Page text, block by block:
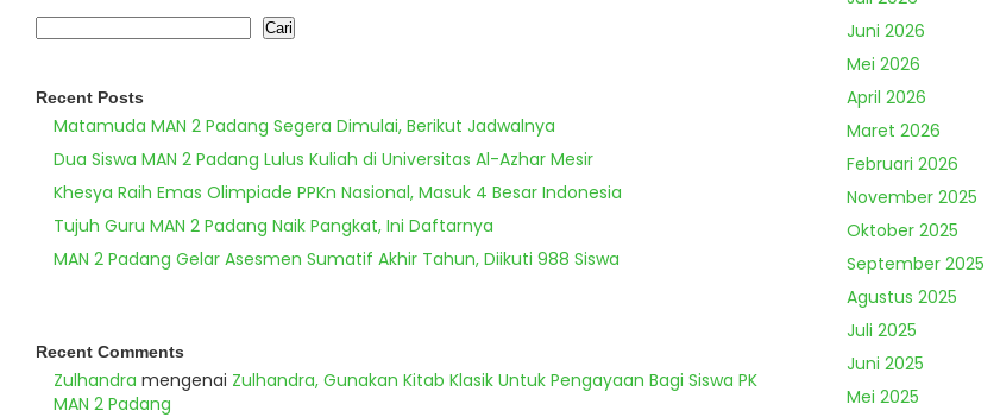
Cari
Recent Posts
Matamuda MAN 2 Padang Segera Dimulai, Berikut Jadwalnya
Dua Siswa MAN 2 Padang Lulus Kuliah di Universitas Al-Azhar Mesir
Khesya Raih Emas Olimpiade PPKn Nasional, Masuk 4 Besar Indonesia
Tujuh Guru MAN 2 Padang Naik Pangkat, Ini Daftarnya
MAN 2 Padang Gelar Asesmen Sumatif Akhir Tahun, Diikuti 988 Siswa
Recent Comments
Zulhandra mengenai Zulhandra, Gunakan Kitab Klasik Untuk Pengayaan Bagi Siswa PK
MAN 2 Padang
Juni 2026
Mei 2026
April 2026
Maret 2026
Februari 2026
November 2025
Oktober 2025
September 2025
Agustus 2025
Juli 2025
Juni 2025
Mei 2025